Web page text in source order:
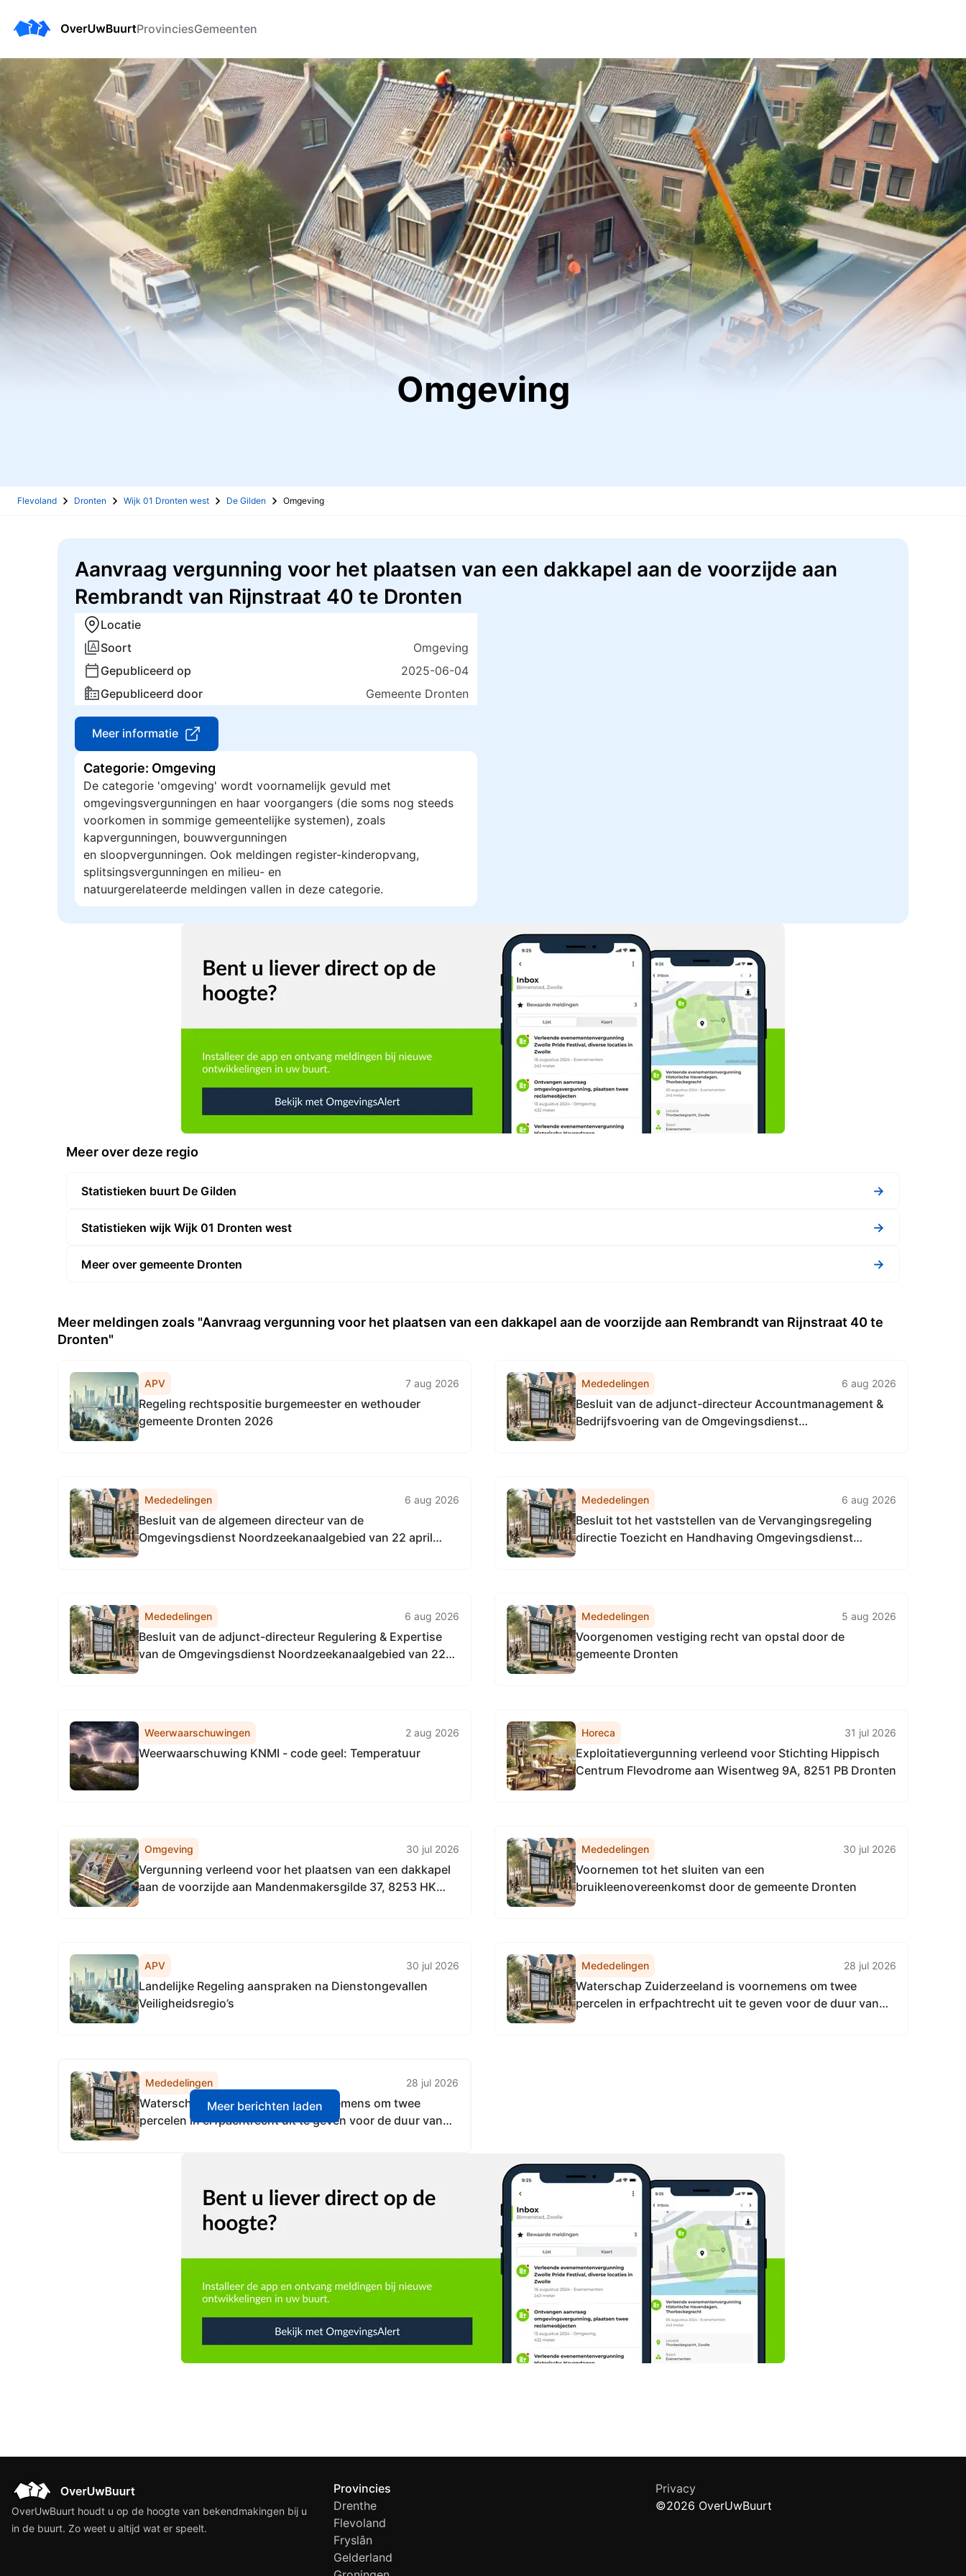
ProvinciesGemeenten
Omgeving
Flevoland Dronten Wijk 01 Dronten west De Gilden Omgeving
Aanvraag vergunning voor het plaatsen van een dakkapel aan de voorzijde aan
Rembrandt van Rijnstraat 40 te Dronten
Locatie
Soort
Omgeving
Gepubliceerd op
2025-06-04
Gepubliceerd door
Gemeente Dronten
Meer informatie
Categorie: Omgeving
De categorie 'omgeving' wordt voornamelijk gevuld met
omgevingsvergunningen en haar voorgangers (die soms nog steeds
voorkomen in sommige gemeentelijke systemen), zoals
kapvergunningen, bouwvergunningen
en sloopvergunningen. Ook meldingen register-kinderopvang,
splitsingsvergunningen en milieu- en
natuurgerelateerde meldingen vallen in deze categorie.
Meer over deze regio
Statistieken buurt De Gilden →
Statistieken wijk Wijk 01 Dronten west →
Meer over gemeente Dronten →
Meer meldingen zoals "Aanvraag vergunning voor het plaatsen van een dakkapel aan de voorzijde aan Rembrandt van Rijnstraat 40 te
Dronten"
APV 7 aug 2026
Regeling rechtspositie burgemeester en wethouder
gemeente Dronten 2026
Mededelingen 6 aug 2026
Besluit van de adjunct-directeur Accountmanagement &
Bedrijfsvoering van de Omgevingsdienst
Omgevingsdienst...
Mededelingen 6 aug 2026
Besluit van de algemeen directeur van de
Omgevingsdienst Noordzeekanaalgebied van 22 april
Mededelingen 6 aug 2026
Besluit tot het vaststellen van de Vervangingsregeling
directie Toezicht en Handhaving Omgevingsdienst
Mededelingen 6 aug 2026
Besluit van de adjunct-directeur Regulering & Expertise
van de Omgevingsdienst Noordzeekanaalgebied van 22
Mededelingen 5 aug 2026
Voorgenomen vestiging recht van opstal door de
gemeente Dronten
Weerwaarschuwingen 2 aug 2026
Weerwaarschuwing KNMI - code geel: Temperatuur
Horeca 31 jul 2026
Exploitatievergunning verleend voor Stichting Hippisch
Centrum Flevodrome aan Wisentweg 9A, 8251 PB Dronten
Omgeving 30 jul 2026
Vergunning verleend voor het plaatsen van een dakkapel
aan de voorzijde aan Mandenmakersgilde 37, 8253 HK
Mededelingen 30 jul 2026
Voornemen tot het sluiten van een
bruikleenovereenkomst door de gemeente Dronten
APV 30 jul 2026
Landelijke Regeling aanspraken na Dienstongevallen
Veiligheidsregio’s
Mededelingen 28 jul 2026
Waterschap Zuiderzeeland is voornemens om twee
percelen in erfpachtrecht uit te geven voor de duur van
Mededelingen 28 jul 2026
Waterschap Zuiderzeeland is voornemens om twee
percelen in erfpachtrecht uit te geven voor de duur van
Meer berichten laden
OverUwBuurt houdt u op de hoogte van bekendmakingen bij u
in de buurt. Zo weet u altijd wat er speelt.
Provincies
Drenthe
Flevoland
Fryslân
Gelderland
Privacy
©2026 OverUwBuurt